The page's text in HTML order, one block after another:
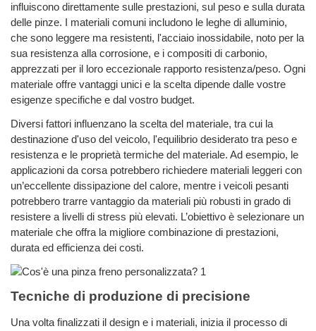
influiscono direttamente sulle prestazioni, sul peso e sulla durata
delle pinze. I materiali comuni includono le leghe di alluminio,
che sono leggere ma resistenti, l'acciaio inossidabile, noto per la
sua resistenza alla corrosione, e i compositi di carbonio,
apprezzati per il loro eccezionale rapporto resistenza/peso. Ogni
materiale offre vantaggi unici e la scelta dipende dalle vostre
esigenze specifiche e dal vostro budget.
Diversi fattori influenzano la scelta del materiale, tra cui la
destinazione d'uso del veicolo, l'equilibrio desiderato tra peso e
resistenza e le proprietà termiche del materiale. Ad esempio, le
applicazioni da corsa potrebbero richiedere materiali leggeri con
un’eccellente dissipazione del calore, mentre i veicoli pesanti
potrebbero trarre vantaggio da materiali più robusti in grado di
resistere a livelli di stress più elevati. L’obiettivo è selezionare un
materiale che offra la migliore combinazione di prestazioni,
durata ed efficienza dei costi.
Tecniche di produzione di precisione
Una volta finalizzati il ​​design e i materiali, inizia il processo di